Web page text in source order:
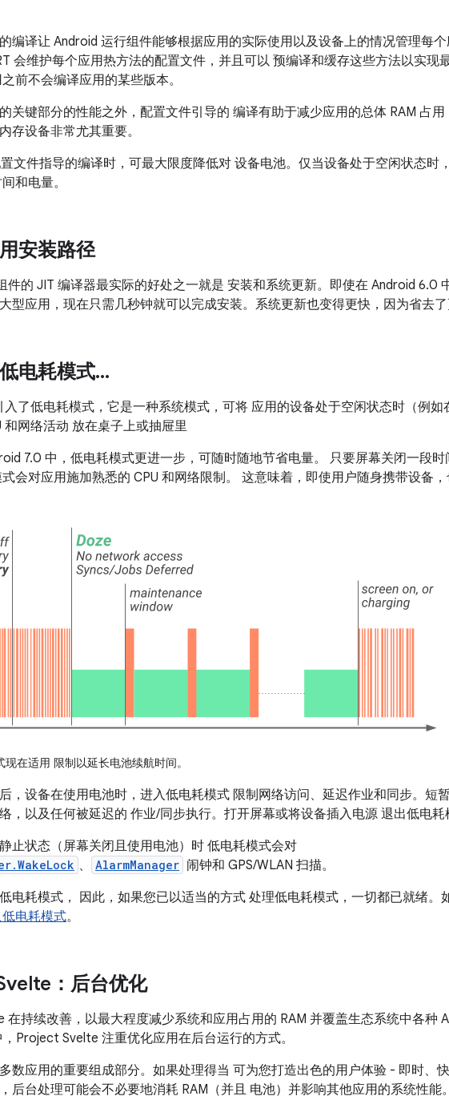
编译让 Android 运行组件能够根据应用的实际使用以及设备上的情况管理每个
会维护每个应用热方法的配置文件，并且可以 预编译和缓存这些方法以实现
前不会编译应用的某些版本。
关键部分的性能之外，配置文件引导的 编译有助于减少应用的总体 RAM 占
存设备非常尤其重要。
文件指导的编译时，可最大限度降低对 设备电池。仅当设备处于空闲状态时
和电量。
安装路径
件的 JIT 编译器最实际的好处之一就是 安装和系统更新。即使在 Android 6.0
型应用，现在只需几秒钟就可以完成安装。系统更新也变得更快，因为省去了
电耗模式...
了低电耗模式，它是一种系统模式，可将 应用的设备处于空闲状态时（例如
和网络活动 放在桌子上或抽屉里
7.0 中，低电耗模式更进一步，可随时随地节省电量。 只要屏幕关闭一段
会对应用施加熟悉的 CPU 和网络限制。 这意味着，即使用户随身携带设备
现在适用 限制以延长电池续航时间。
，设备在使用电池时，进入低电耗模式 限制网络访问、延迟作业和同步。短
，以及任何被延迟的 作业/同步执行。打开屏幕或将设备插入电源 退出低电耗
止状态（屏幕关闭且使用电池）时 低电耗模式会对
、 AlarmManager 闹钟和 GPS/WLAN 扫描。
电耗模式， 因此，如果您已以适当的方式 处理低电耗模式，一切都已就绪。
电耗模式。
：后台优化
在持续改善，以最大程度减少系统和应用占用的 RAM 并覆盖生态系统中各种
Project Svelte 注重优化应用在后台运行的方式。
数应用的重要组成部分。如果处理得当 可为您打造出色的用户体验 - 即时、快
后台处理可能会不必要地消耗 RAM（并且 电池）并影响其他应用的系统性能。